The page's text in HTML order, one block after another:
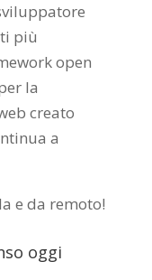
più
open
la
creato
a
e da remoto!
oggi